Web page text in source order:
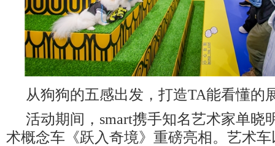
从狗狗的五感出发，打造TA能看懂的
活动期间，smart携手知名艺术家单晓
术概念车《跃入奇境》重磅亮相。艺术